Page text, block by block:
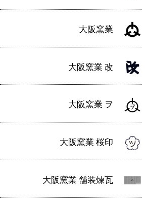
大阪窯業
大阪窯業 改
大阪窯業 ヲ
大阪窯業 桜印
大阪窯業 舗装煉瓦